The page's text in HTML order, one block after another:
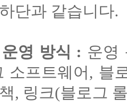
단과 같습니다.
영 방식 : 운영
소프트웨어, 블
, 링크(블로그